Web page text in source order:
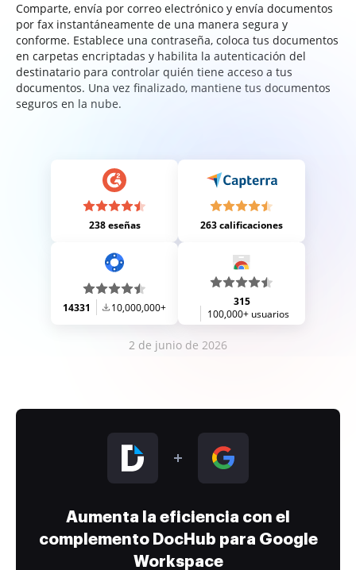
Comparte, envía por correo electrónico y envía documentos
por fax instantáneamente de una manera segura y
conforme. Establece una contraseña, coloca tus documentos
en carpetas encriptadas y habilita la autenticación del
destinatario para controlar quién tiene acceso a tus
documentos. Una vez finalizado, mantiene tus documentos
seguros en la nube.
238 eseñas 263 calificaciones
14331 10,000,000+
315
100,000+ usuarios
2 de junio de 2026
Aumenta la eficiencia con el
complemento DocHub para Google
Workspace